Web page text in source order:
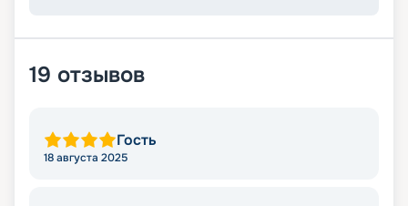
19 отзывов
Гость
18 августа 2025